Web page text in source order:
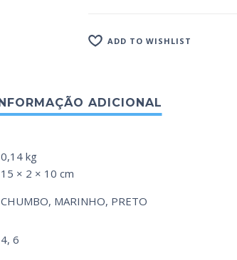
ADD TO WISHLIST
0,14 kg
15 × 2 × 10 cm
CHUMBO, MARINHO, PRETO
4, 6